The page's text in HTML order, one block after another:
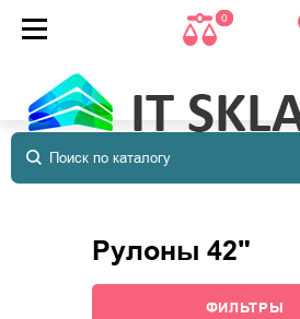
0
Рулоны 42"
ФИЛЬТРЫ